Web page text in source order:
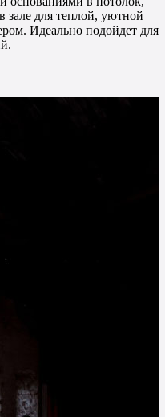
для теплой, уютной
Идеально подойдет для